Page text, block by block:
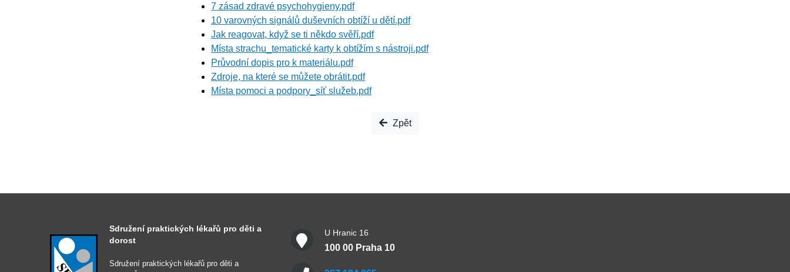
7 zásad zdravé psychohygieny.pdf
10 varovných signálů duševních obtíží u dětí.pdf
Jak reagovat, když se ti někdo svěří.pdf
Místa strachu_tematické karty k obtížím s nástroji.pdf
Průvodní dopis pro k materiálu.pdf
Zdroje, na které se můžete obrátit.pdf
Místa pomoci a podpory_síť služeb.pdf
Zpět
Sdružení praktických lékařů pro děti a
dorost
Sdružení praktických lékařů pro děti a
U Hranic 16
100 00 Praha 10